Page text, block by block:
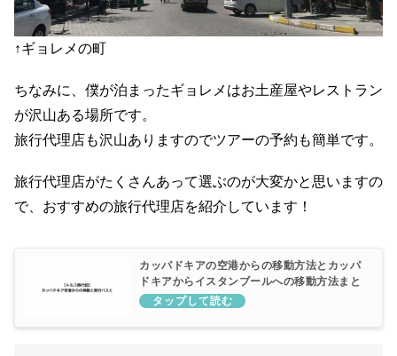
↑ギョレメの町
ちなみに、僕が泊まったギョレメはお土産屋やレストラン
が沢山ある場所です。
旅行代理店も沢山ありますのでツアーの予約も簡単です。
旅行代理店がたくさんあって選ぶのが大変かと思いますの
で、おすすめの旅行代理店を紹介しています！
カッパドキアの空港からの移動方法とカッパ
ドキアからイスタンブールへの移動方法まと
め